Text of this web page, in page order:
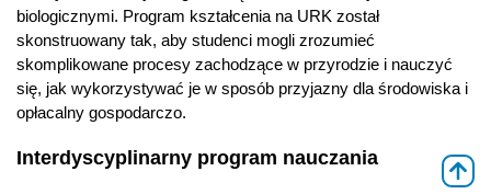
biologicznymi. Program kształcenia na URK został
skonstruowany tak, aby studenci mogli zrozumieć
skomplikowane procesy zachodzące w przyrodzie i nauczyć
się, jak wykorzystywać je w sposób przyjazny dla środowiska i
opłacalny gospodarczo.
Interdyscyplinarny program nauczania